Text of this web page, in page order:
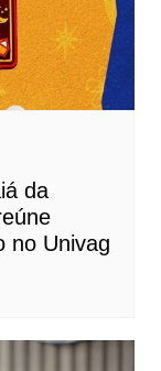
da
no Univag